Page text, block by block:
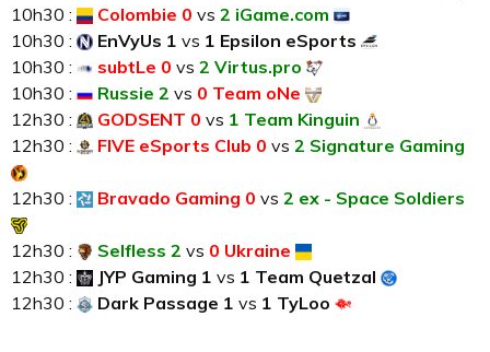
10h30 :
Colombie 0 vs 2 iGame.com
10h30 :
EnVyUs 1 vs 1 Epsilon eSports
10h30 :
subtLe 0 vs 2 Virtus.pro
10h30 :
Russie 2 vs 0 Team oNe
12h30 :
GODSENT 0 vs 1 Team Kinguin
12h30 :
FIVE eSports Club 0 vs 2 Signature Gaming
12h30 : Bravado Gaming 0 vs 2 ex - Space Soldiers
12h30 : Selfless 2 vs 0 Ukraine
12h30 :
JYP Gaming 1 vs 1 Team Quetzal
12h30 :
Dark Passage 1 vs 1 TyLoo